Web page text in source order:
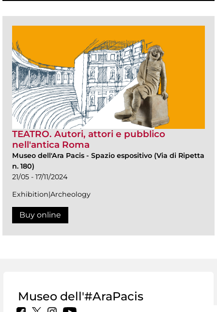
TEATRO. Autori, attori e pubblico
nell'antica Roma
Museo dell'Ara Pacis - Spazio espositivo (Via di Ripetta
n. 180)
21/05 - 17/11/2024
Exhibition|Archeology
Buy online
Museo dell'#AraPacis